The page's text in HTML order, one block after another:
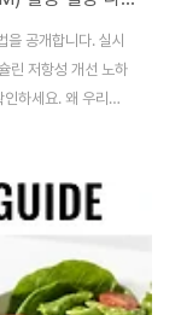
공개합니다. 실시
린 저항성 개선 노하
하세요. 왜 우리는
사람들이 가장 먼
핵심 열쇠는 칼로
혁명적 도구로 떠
반응하는지를 실
해 '살이 찌지 않는